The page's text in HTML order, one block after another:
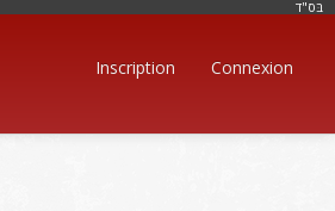
בּס"ד
Inscription Connexion